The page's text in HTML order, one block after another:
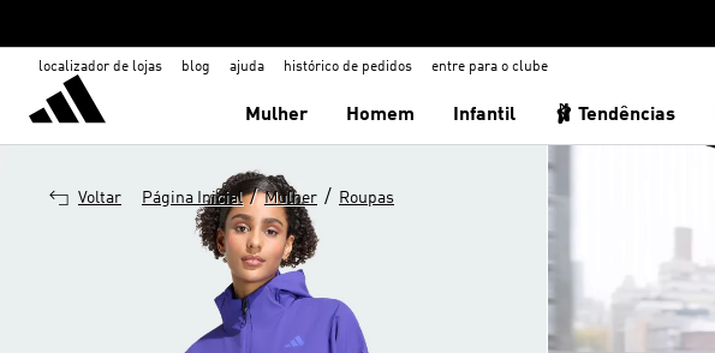
localizador de lojas blog ajuda histórico de pedidos entre para o clube
Mulher Homem Infantil 🩰 Tendências
Voltar Página Inicial / Mulher / Roupas